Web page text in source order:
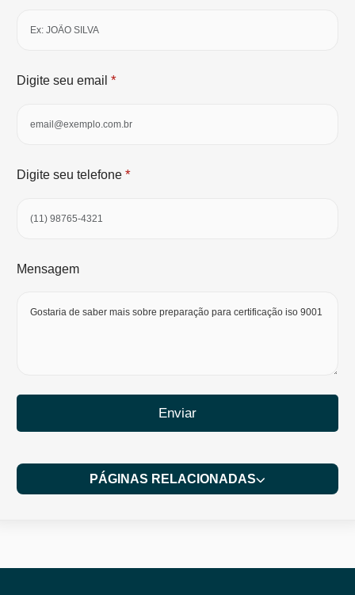
Digite seu email *
Digite seu telefone *
Mensagem
Enviar
PÁGINAS RELACIONADAS